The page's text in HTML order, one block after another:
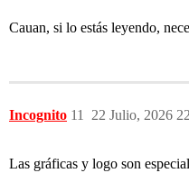
Cauan, si lo estás leyendo,
Incognito 22 Julio, 2026
11
Las gráficas y logo son